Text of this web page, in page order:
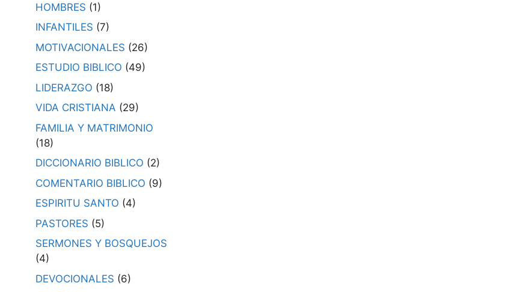
HOMBRES (1)
INFANTILES (7)
MOTIVACIONALES (26)
ESTUDIO BIBLICO (49)
LIDERAZGO (18)
VIDA CRISTIANA (29)
FAMILIA Y MATRIMONIO
(18)
DICCIONARIO BIBLICO (2)
COMENTARIO BIBLICO (9)
ESPIRITU SANTO (4)
PASTORES (5)
SERMONES Y BOSQUEJOS
(4)
DEVOCIONALES (6)